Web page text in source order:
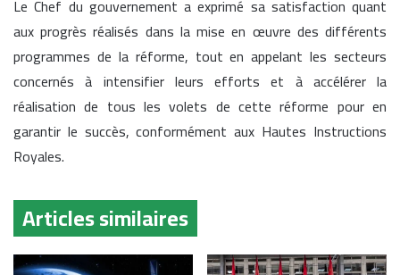
Le Chef du gouvernement a exprimé sa satisfaction quant
aux progrès réalisés dans la mise en œuvre des différents
programmes de la réforme, tout en appelant les secteurs
concernés à intensifier leurs efforts et à accélérer la
réalisation de tous les volets de cette réforme pour en
garantir le succès, conformément aux Hautes Instructions
Royales.
Articles similaires